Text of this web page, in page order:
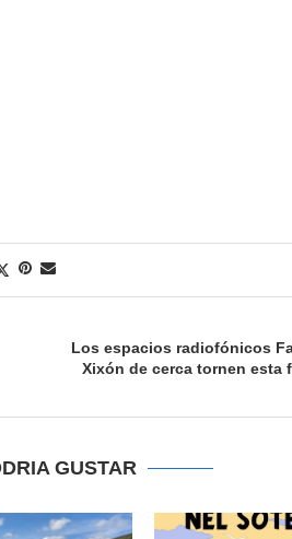
Los espacios radiofónicos
Xixón de cerca tornen
GUSTAR